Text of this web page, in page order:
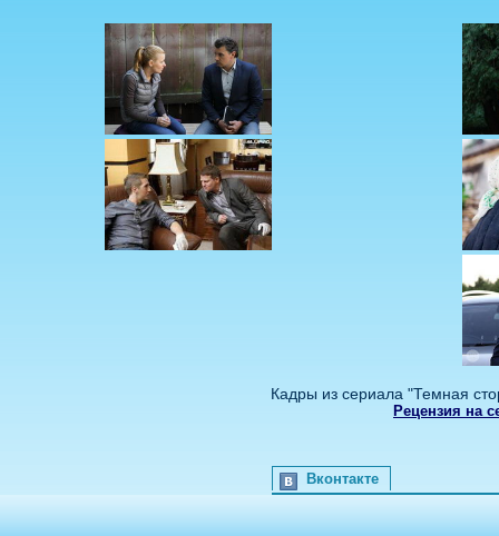
Кадры из сериала "Темная
Рецензия на
Вконтакте